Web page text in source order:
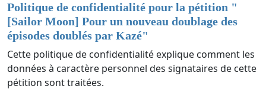
Politique de confidentialité pour la pétition "
[Sailor Moon] Pour un nouveau doublage des
épisodes doublés par Kazé"
Cette politique de confidentialité explique comment les
données à caractère personnel des signataires de cette
pétition sont traitées.